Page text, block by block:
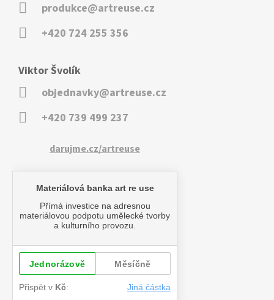
produkce@artreuse.cz
+420 724 255 356
Viktor Švolík
objednavky@artreuse.cz
+420 739 499 237
darujme.cz/artreuse